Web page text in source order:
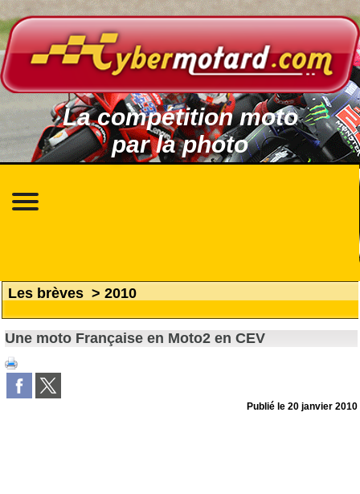
La compétition moto
par la photo
Les brèves > 2010
Une moto Française en Moto2 en CEV
Publié le20 janvier 2010